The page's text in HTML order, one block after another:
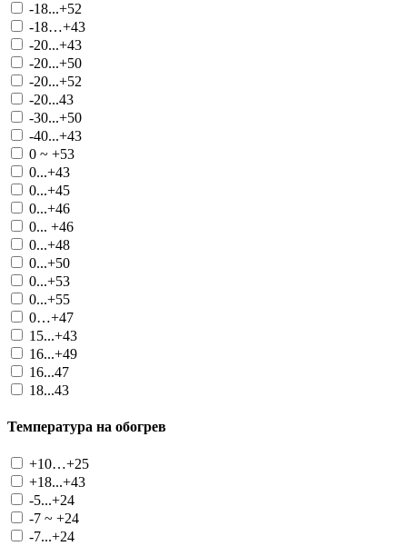
-18...+52
-18…+43
-20...+43
-20...+50
-20...+52
-20...43
-30...+50
-40...+43
0 ~ +53
0...+43
0...+45
0...+46
0... +46
0...+48
0...+50
0...+53
0...+55
0…+47
15...+43
16...+49
16...47
18...43
Температура на обогрев
+10…+25
+18...+43
-5...+24
-7 ~ +24
-7...+24